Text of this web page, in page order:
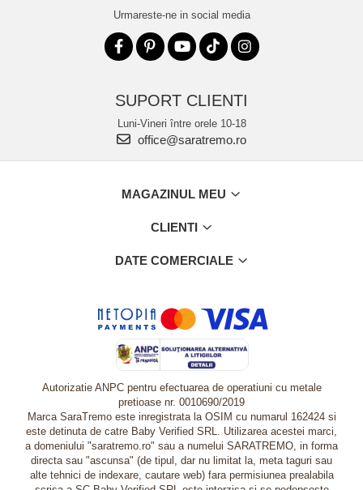
Urmareste-ne in social media
SUPORT CLIENTI
Luni-Vineri între orele 10-18
office@saratremo.ro
MAGAZINUL MEU
CLIENTI
DATE COMERCIALE
Autorizatie ANPC pentru efectuarea de operatiuni cu metale
pretioase nr. 0010690/2019
Marca SaraTremo este inregistrata la OSIM cu numarul 162424 si
este detinuta de catre Baby Verified SRL. Utilizarea acestei marci,
a domeniului "saratremo.ro" sau a numelui SARATREMO, in forma
directa sau "ascunsa" (de tipul, dar nu limitat la, meta taguri sau
alte tehnici de indexare, cautare web) fara permisiunea prealabila